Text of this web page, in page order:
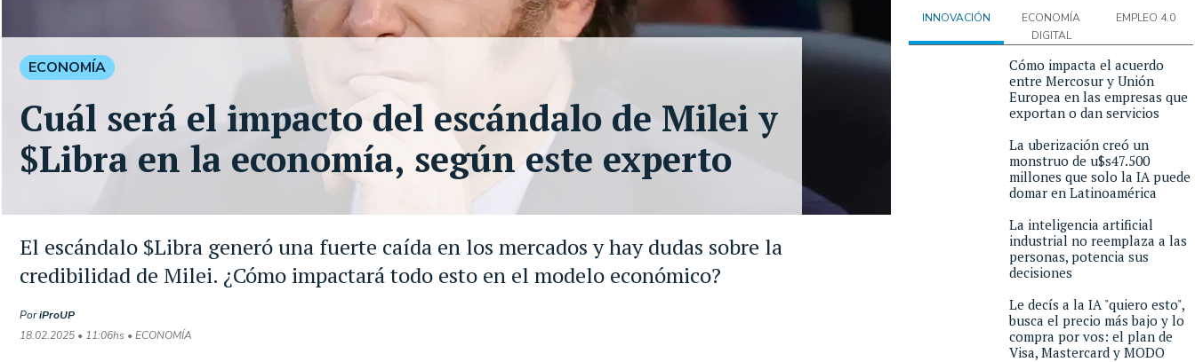
El escándalo $Libra generó una fuerte caída en los mercados y hay dudas sobre la
credibilidad de Milei. ¿Cómo impactará todo esto en el modelo económico?
PoriProUP
18.02.2025 • 11:06hs • ECONOMÍA
ECONOMÍA
Cuál será el impacto del escándalo de Milei y
$Libra en la economía, según este experto
INNOVACIÓN
ECONOMÍA
DIGITAL
EMPLEO 4.0
Cómo impacta el acuerdo
entre Mercosur y Unión
Europea en las empresas que
exportan o dan servicios
La uberización creó un
monstruo de u$s47.500
millones que solo la IA puede
domar en Latinoamérica
La inteligencia artificial
industrial no reemplaza a las
personas, potencia sus
decisiones
Le decís a la IA "quiero esto",
busca el precio más bajo y lo
compra por vos: el plan de
Visa, Mastercard y MODO